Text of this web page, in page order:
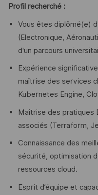
Profil recherché :
Vous êtes diplômé(e)
(Electronique,
d'un parcours
Expérience
maîtrise des services
Kubernetes Engine,
Maîtrise des pratiques
associés (Terraform,
Connaissance des
sécurité, optimisation
ressources cloud.
Esprit d’équipe et